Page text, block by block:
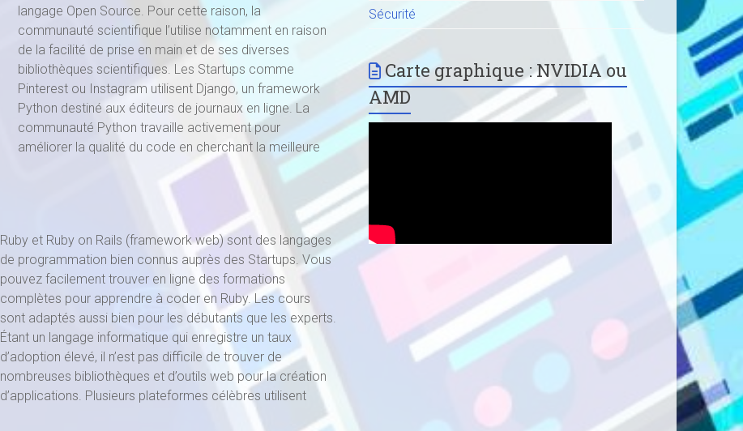
langage Open Source. Pour cette raison, la
communauté scientifique l’utilise notamment en raison
de la facilité de prise en main et de ses diverses
bibliothèques scientifiques. Les Startups comme
Pinterest ou Instagram utilisent Django, un framework
Python destiné aux éditeurs de journaux en ligne. La
communauté Python travaille activement pour
améliorer la qualité du code en cherchant la meilleure
Ruby et Ruby on Rails (framework web) sont des langages
de programmation bien connus auprès des Startups. Vous
pouvez facilement trouver en ligne des formations
complètes pour apprendre à coder en Ruby. Les cours
sont adaptés aussi bien pour les débutants que les experts.
Étant un langage informatique qui enregistre un taux
d’adoption élevé, il n’est pas difficile de trouver de
nombreuses bibliothèques et d’outils web pour la création
d’applications. Plusieurs plateformes célèbres utilisent
Sécurité
Carte graphique : NVIDIA ou
AMD